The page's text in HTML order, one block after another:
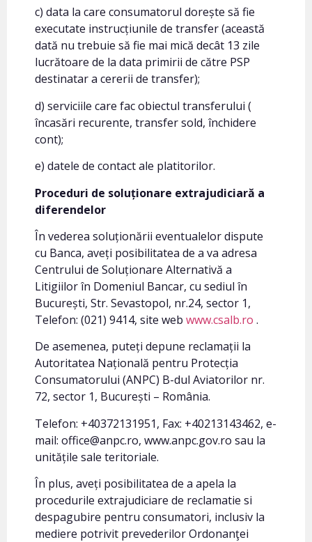
c) data la care consumatorul dorește să fie
executate instrucțiunile de transfer (această
dată nu trebuie să fie mai mică decât 13 zile
lucrătoare de la data primirii de către PSP
destinatar a cererii de transfer);
d) serviciile care fac obiectul transferului (
încasări recurente, transfer sold, închidere
cont);
e) datele de contact ale platitorilor.
Proceduri de soluționare extrajudiciară a
diferendelor
În vederea soluționării eventualelor dispute
cu Banca, aveți posibilitatea de a va adresa
Centrului de Soluționare Alternativă a
Litigiilor în Domeniul Bancar, cu sediul în
București, Str. Sevastopol, nr.24, sector 1,
Telefon: (021) 9414, site web www.csalb.ro .
De asemenea, puteți depune reclamații la
Autoritatea Națională pentru Protecția
Consumatorului (ANPC) B-dul Aviatorilor nr.
72, sector 1, București – România.
Telefon: +40372131951, Fax: +40213143462, e-
mail: office@anpc.ro, www.anpc.gov.ro sau la
unitățile sale teritoriale.
În plus, aveți posibilitatea de a apela la
procedurile extrajudiciare de reclamatie si
despagubire pentru consumatori, inclusiv la
mediere potrivit prevederilor Ordonanţei